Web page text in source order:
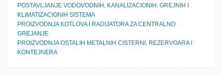
POSTAVLJANJE VODOVODNIH, KANALIZACIONIH, GREJNIH I
KLIMATIZACIONIH SISTEMA
PROIZVODNJA KOTLOVA I RADIJATORA ZA CENTRALNO
GREJANJE
PROIZVODNJA OSTALIH METALNIH CISTERNI, REZERVOARA I
KONTEJNERA